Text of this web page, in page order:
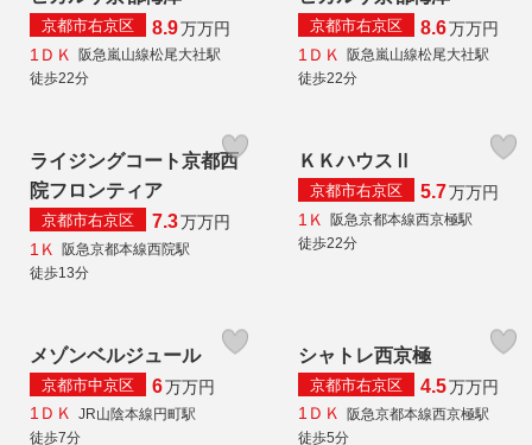
京都市右京区 8.9万万円
1ＤＫ
阪急嵐山線松尾大社駅
徒歩22分
京都市右京区 8.6万万円
1ＤＫ
阪急嵐山線松尾大社駅
徒歩22分
ライジングコート京都西
院フロンティア
京都市右京区 7.3万万円
1Ｋ
阪急京都本線西院駅
徒歩13分
ＫＫハウスⅡ
京都市右京区 5.7万万円
1Ｋ
阪急京都本線西京極駅
徒歩22分
メゾンベルジュール
京都市中京区 6万万円
1ＤＫ JR山陰本線円町駅
徒歩7分
シャトレ西京極
京都市右京区 4.5万万円
1ＤＫ 阪急京都本線西京極駅
徒歩5分